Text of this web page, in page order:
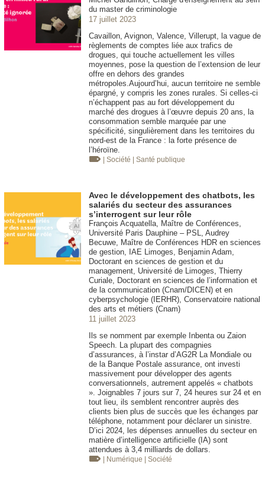
du master de criminologie
17 juillet 2023
Cavaillon, Avignon, Valence, Villerupt, la vague de
règlements de comptes liée aux trafics de
drogues, qui touche actuellement les villes
moyennes, pose la question de l’extension de leur
offre en dehors des grandes
métropoles.Aujourd’hui, aucun territoire ne semble
épargné, y compris les zones rurales. Si celles-ci
n’échappent pas au fort développement du
marché des drogues à l’œuvre depuis 20 ans, la
consommation semble marquée par une
spécificité, singulièrement dans les territoires du
nord-est de la France : la forte présence de
l’héroïne.
| Société | Santé publique
Avec le développement des chatbots, les
salariés du secteur des assurances
s’interrogent sur leur rôle
François Acquatella, Maître de Conférences,
Université Paris Dauphine – PSL, Audrey
Becuwe, Maître de Conférences HDR en sciences
de gestion, IAE Limoges, Benjamin Adam,
Doctorant en sciences de gestion et du
management, Université de Limoges, Thierry
Curiale, Doctorant en sciences de l’information et
de la communication (Cnam/DICEN) et en
cyberpsychologie (IERHR), Conservatoire national
des arts et métiers (Cnam)
11 juillet 2023
Ils se nomment par exemple Inbenta ou Zaion
Speech. La plupart des compagnies
d’assurances, à l’instar d’AG2R La Mondiale ou
de la Banque Postale assurance, ont investi
massivement pour développer des agents
conversationnels, autrement appelés « chatbots
». Joignables 7 jours sur 7, 24 heures sur 24 et en
tout lieu, ils semblent rencontrer auprès des
clients bien plus de succès que les échanges par
téléphone, notamment pour déclarer un sinistre.
D’ici 2024, les dépenses annuelles du secteur en
matière d’intelligence artificielle (IA) sont
attendues à 3,4 milliards de dollars.
| Numérique | Société